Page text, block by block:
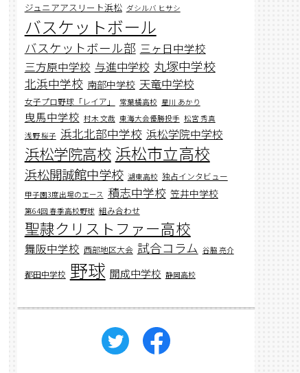
ジュニアアスリート浜松 ダシルバ ヒサシ
バスケットボール
バスケットボール部 三ヶ日中学校
三方原中学校 与進中学校 丸塚中学校
北浜中学校 南部中学校 天竜中学校
女子プロ野球「レイア」 常葉橘高校 星川 あかり
曳馬中学校 村木 文哉 東海大会優勝投手 松宮 秀真
浅野 桜子 浜北北部中学校 浜松学院中学校
浜松学院高校 浜松市立高校
浜松開誠館中学校 湖東高校 独占インタビュー
甲子園3度出場のエース 積志中学校 笠井中学校
第64回 春季高校野球 組み合わせ
聖隷クリストファー高校
舞阪中学校 西部地区大会 試合コラム 谷脇 亮介
都田中学校 野球 開成中学校 静岡高校